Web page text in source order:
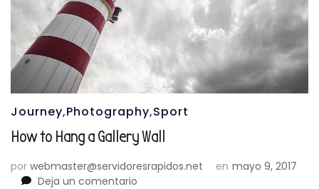
Journey,Photography,Sport
How to Hang a Gallery Wall
por webmaster@servidoresrapidos.net en mayo 9, 2017
Deja un comentario